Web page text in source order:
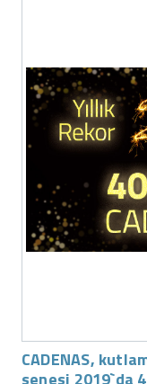
CADENAS,
senesi 2019`da